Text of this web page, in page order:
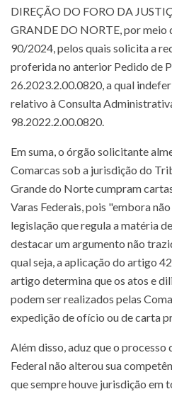
DIREÇÃO DO FORO DA
GRANDE DO NORTE, por meio
90/2024, pelos quais solicita a
proferida no anterior Pedido de
26.2023.2.00.0820, a qual
relativo à Consulta
98.2022.2.00.0820.
Em suma, o órgão solicitante
Comarcas sob a jurisdição do
Grande do Norte cumpram
Varas Federais, pois "embora
legislação que regula a matéria
destacar um argumento não
qual seja, a aplicação do artigo
artigo determina que os atos e
podem ser realizados pelas
expedição de ofício ou de carta
Além disso, aduz que o
Federal não alterou sua
que sempre houve jurisdição em